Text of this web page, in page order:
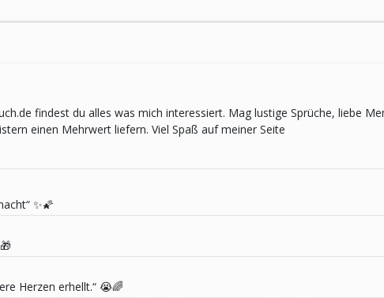
findest du alles was mich interessiert. Mag lustige Sprüche, liebe
einen Mehrwert liefern. Viel Spaß auf meiner Seite
✨🌠
Herzen erhellt.“ 😭🌈